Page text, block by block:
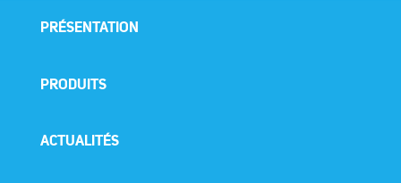
PRÉSENTATION
PRODUITS
ACTUALITÉS